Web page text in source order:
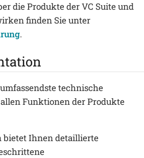
die Produkte der VC Suite und
finden Sie unter
.
technische
Funktionen der Produkte
bietet Ihnen detaillierte